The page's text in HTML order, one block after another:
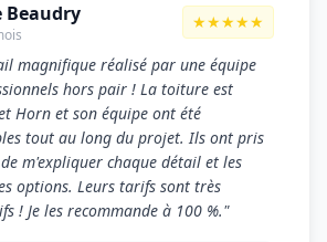
Beaudry ★★★★★
magnifique réalisé par une équipe
hors pair ! La toiture est
Horn et son équipe ont été
tout au long du projet. Ils ont pris
m'expliquer chaque détail et les
options. Leurs tarifs sont très
! Je les recommande à 100 %."